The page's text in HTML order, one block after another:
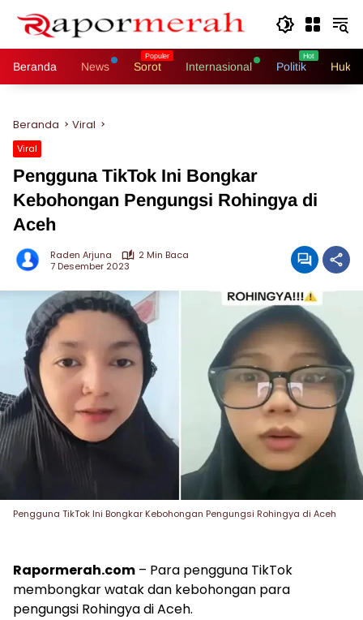
Beranda News Sorot Internasional Politik
Beranda Viral
Viral
Pengguna TikTok Ini Bongkar
Kebohongan Pengungsi Rohingya di
Aceh
Raden Arjuna
2 Min Baca
7 Desember 2023
Pengguna TikTok Ini Bongkar Kebohongan Pengungsi Rohingya di Aceh
Rapormerah.com – Para pengguna TikTok
membongkar watak dan kebohongan para
pengungsi Rohingya di Aceh.